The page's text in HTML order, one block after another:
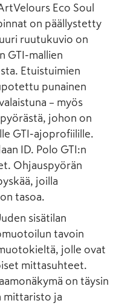
Eco Soul
on päällystetty
ruutukuvio on
GTI-mallien
Etuistuimien
punainen
– myös
johon on
GTI-ajoprofiilille.
ID. Polo GTI:n
Ohjauspyörän
joilla
tasoa.
sisätilan
tavoin
jolle ovat
mittasuhteet.
on täysin
mittaristo ja